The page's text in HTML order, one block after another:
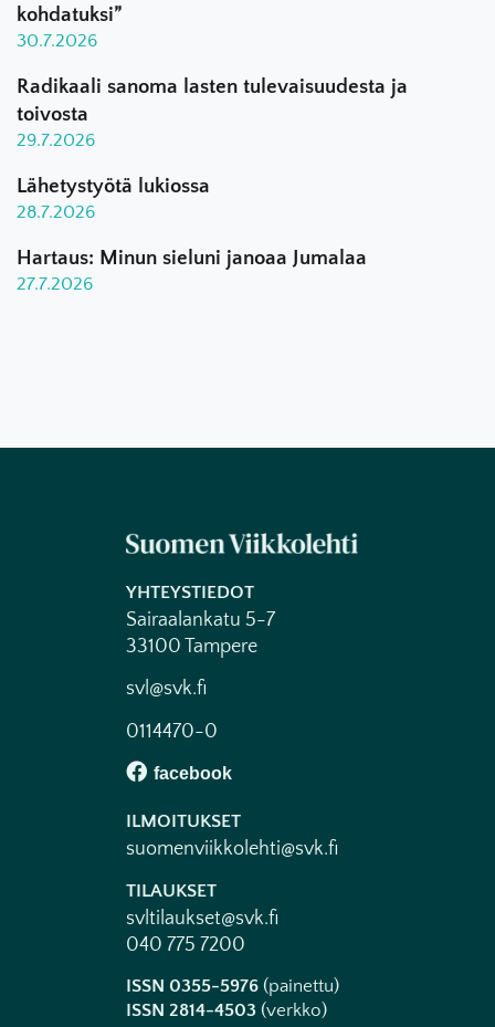
kohdatuksi”
30.7.2026
Radikaali sanoma lasten tulevaisuudesta ja
toivosta
29.7.2026
Lähetystyötä lukiossa
28.7.2026
Hartaus: Minun sieluni janoaa Jumalaa
27.7.2026
YHTEYSTIEDOT
Sairaalankatu 5-7
33100 Tampere
svl@svk.fi
0114470-0
ILMOITUKSET
suomenviikkolehti@svk.fi
TILAUKSET
svltilaukset@svk.fi
040 775 7200
ISSN 0355-5976 (painettu)
ISSN 2814-4503 (verkko)